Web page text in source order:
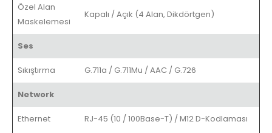
Özel Alan
Maskelemesi
Kapalı / Açık (4 Alan, Dikdörtgen)
Ses
Sıkıştırma G.711a / G.711Mu / AAC / G.726
Network
Ethernet RJ-45 (10 / 100Base-T) / M12 D-Kodlaması